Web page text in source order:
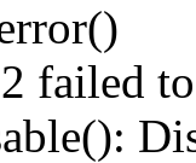
failed